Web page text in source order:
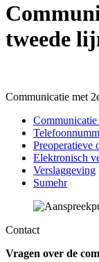
tweede
Communicatie met
Preoperatieve
Elektronisch
Verslaggeving
Sumehr
Contact
Vragen over de